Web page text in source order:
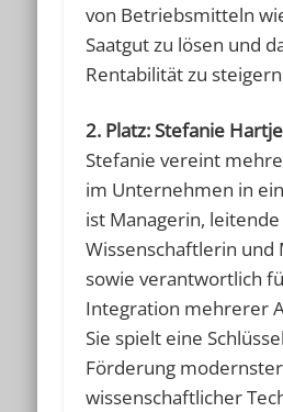
von Betriebsmitteln
Saatgut zu lösen und
Rentabilität zu
2. Platz: Stefanie
Stefanie vereint
im Unternehmen in
ist Managerin, leitende
Wissenschaftlerin und
sowie verantwortlich
Integration mehrerer
Sie spielt eine
Förderung modernster
wissenschaftlicher